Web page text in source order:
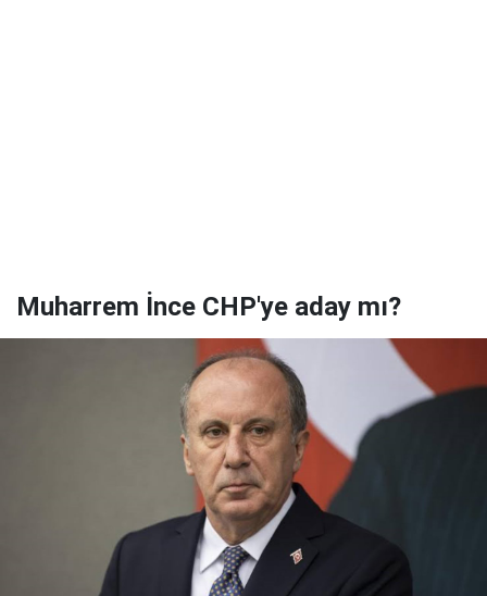
Muharrem İnce CHP'ye aday mı?